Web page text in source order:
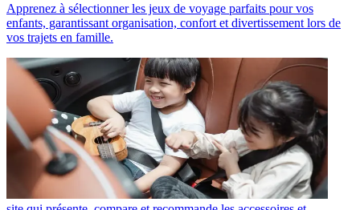
Apprenez à sélectionner les jeux de voyage parfaits pour vos
enfants, garantissant organisation, confort et divertissement lors de
vos trajets en famille.